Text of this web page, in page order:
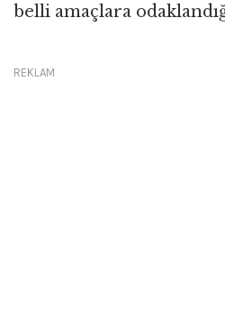
belli amaçlara
REKLAM